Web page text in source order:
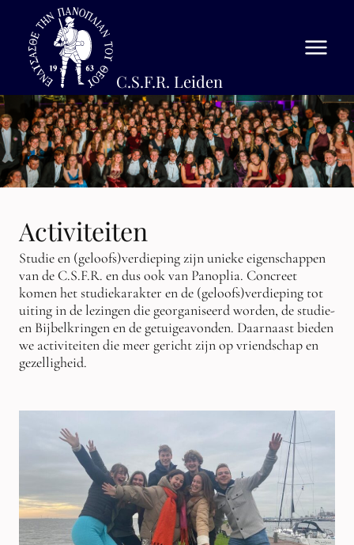
C.S.F.R. Leiden
Vereniging
Over Panoplia
Bestuur Verhoeve
Olim besturen
Dispuutslied
Statuten en HR
Activiteiten
Bijbelkringen
Studiekringen
Huishoudelijke Vergaderingen
WeekWisselingen
Overige Activiteiten
Lid worden?
Interesse?
Aanmelden EJD
Aanmelden Na-Intro
Op kamers
Contact
Activiteiten
Studie en (geloofs)verdieping zijn unieke eigenschappen
van de C.S.F.R. en dus ook van Panoplia. Concreet
komen het studiekarakter en de (geloofs)verdieping tot
uiting in de lezingen die georganiseerd worden, de studie-
en Bijbelkringen en de getuigeavonden. Daarnaast bieden
we activiteiten die meer gericht zijn op vriendschap en
gezelligheid.